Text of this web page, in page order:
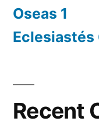
Oseas 1
Eclesiastés
Recent